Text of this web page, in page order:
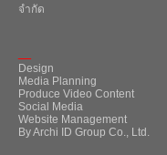
จำกัด
Design
Media Planning
Produce Video Content
Social Media
Website Management
By Archi ID Group Co., Ltd.